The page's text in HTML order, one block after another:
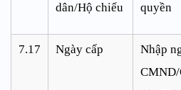
dân/Hộ chiếu
quyền
7.17 Ngày cấp
Nhập
CMND/